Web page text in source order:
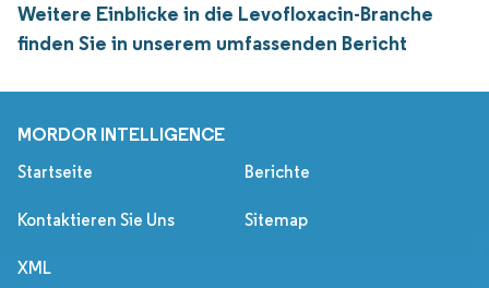
Weitere Einblicke in die Levofloxacin-Branche
finden Sie in unserem umfassenden Bericht
MORDOR INTELLIGENCE
Startseite Berichte
Kontaktieren Sie Uns Sitemap
XML